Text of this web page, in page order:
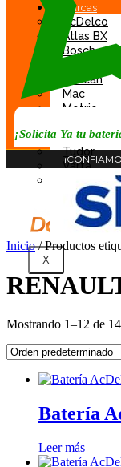
Marcas
AcDelco
Atlas BX
Bosch
Duncan
Mac
Motrio
Tab
Tudor
Varta
X
¡Solicita Ya tu
Inicio/ Productos
Mostrando 1–12 de
Batería
Leer más